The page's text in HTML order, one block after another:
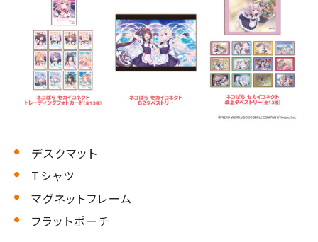
デスクマット
Tシャツ
マグネットフレーム
フラットポーチ